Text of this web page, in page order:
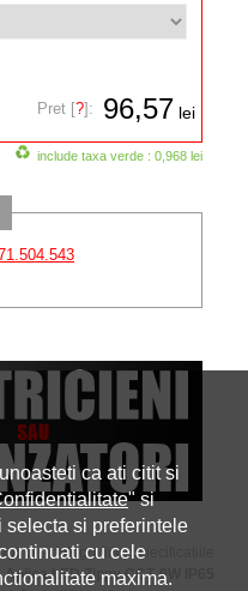
Pret [?]: 96,57 lei
include taxa verde : 0,968 lei
- fotografiile, specificatiile
Aplica LED Zippy CCT 9W IP65
ca ati citit si
" si
selecta si preferintele
cu cele
maxima.